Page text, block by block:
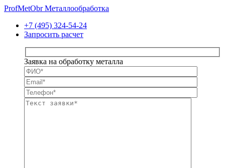
ProfMetObr Металлообработка
+7 (495) 324-54-24
Запросить расчет
Заявка на обработку металла